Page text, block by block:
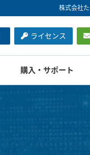
株式会社
ライセンス
購入・サポート